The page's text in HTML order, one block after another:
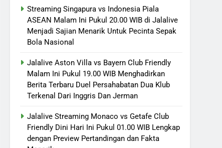
Streaming Singapura vs Indonesia Piala
ASEAN Malam Ini Pukul 20.00 WIB di Jalalive
Menjadi Sajian Menarik Untuk Pecinta Sepak
Bola Nasional
Jalalive Aston Villa vs Bayern Club Friendly
Malam Ini Pukul 19.00 WIB Menghadirkan
Berita Terbaru Duel Persahabatan Dua Klub
Terkenal Dari Inggris Dan Jerman
Jalalive Streaming Monaco vs Getafe Club
Friendly Dini Hari Ini Pukul 01.00 WIB Lengkap
dengan Preview Pertandingan dan Fakta